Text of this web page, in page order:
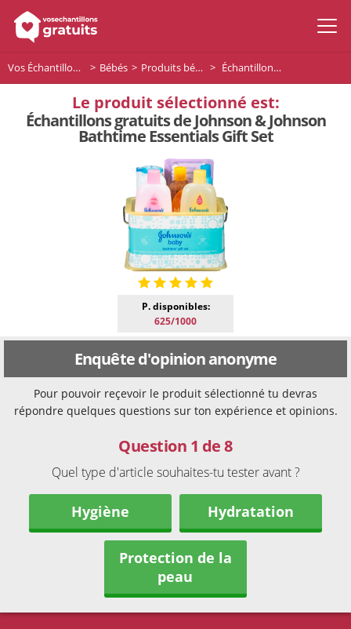
Vos Échantillons Gratuits Bébés Produits bébé Échantillons gratuits de Johnson & Johnson Bathtime Essentials Gift Set
Le produit sélectionné est:
Échantillons gratuits de Johnson & Johnson
Bathtime Essentials Gift Set
P. disponibles:
625/1000
Enquête d'opinion anonyme
Pour pouvoir reçevoir le produit sélectionné tu devras
répondre quelques questions sur ton expérience et opinions.
Question 1 de 8
Quel type d'article souhaites-tu tester avant ?
Hygiène Hydratation
Protection de la
peau